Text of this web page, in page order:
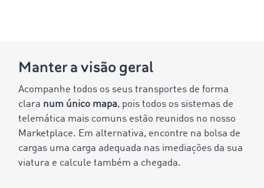
Manter a visão geral
Acompanhe todos os seus transportes de forma
clara num único mapa, pois todos os sistemas de
telemática mais comuns estão reunidos no nosso
Marketplace. Em alternativa, encontre na bolsa de
cargas uma carga adequada nas imediações da sua
viatura e calcule também a chegada.